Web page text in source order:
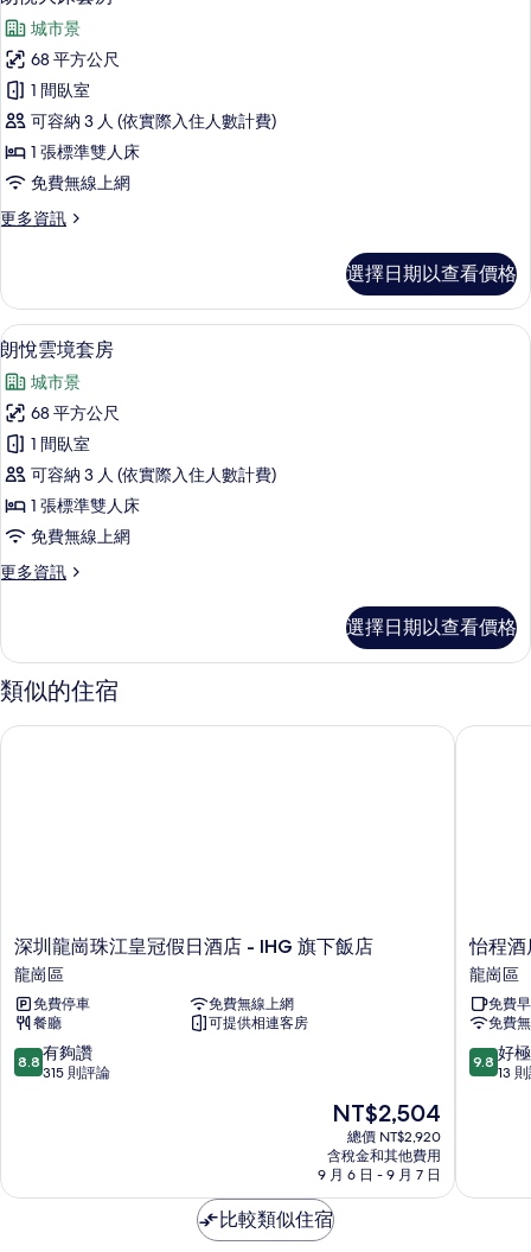
相
片
床
客
房
的
詳
情
示
朗
悅
大
床
套
房
的
有
相
片
城市景
68 平方公尺
1 間臥室
可容納 3 人 (依實際入住人數計費)
1 張標準雙人床
免費無線上網
更多資訊
更
大
床
套
房
的
詳
情
選擇日期以查看價格
顯
示
朗
悅
雲
境
套
房
的
有
相
片
客房內保險箱、書桌、筆電工作空間
50
朗悅雲境套房
城市景
68 平方公尺
1 間臥室
可容納 3 人 (依實際入住人數計費)
1 張標準雙人床
免費無線上網
更多資訊
更
雲
境
套
的
選擇日期以查看價格
類似的住宿
深
圳
龍
崗
珠
江
皇
-
深圳龍崗珠江皇冠假日酒店 - IHG 旗下飯店
龍崗區
免費停車
免費無線上網
餐廳
可提供相連客房
8.8
分，
夠
8.8 有夠讚
315 則評論
現
價
格
為
NT$2,504
NT$2,504
總價 NT$2,920
含稅金和其他費用
9 月 6 日 - 9 月 7 日
深圳龍崗珠江皇冠假日酒店 - IHG 旗下飯店
怡
程
酒
店
(深
圳
天
崗
怡程
龍崗區
免費
免費
9.8
分，
極
9.8 好
13
怡程酒
比較類似住宿